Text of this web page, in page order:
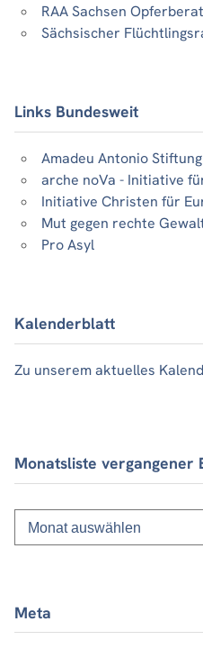
RAA Sachsen
Sächsischer
Links Bundesweit
Amadeu Antonio Stiftung
arche noVa - Initiative
Initiative Christen für
Mut gegen rechte
Pro Asyl
Kalenderblatt
Zu unserem aktuelles
Monatsliste vergangener
Monatsliste
vergangener
Beiträge
Meta